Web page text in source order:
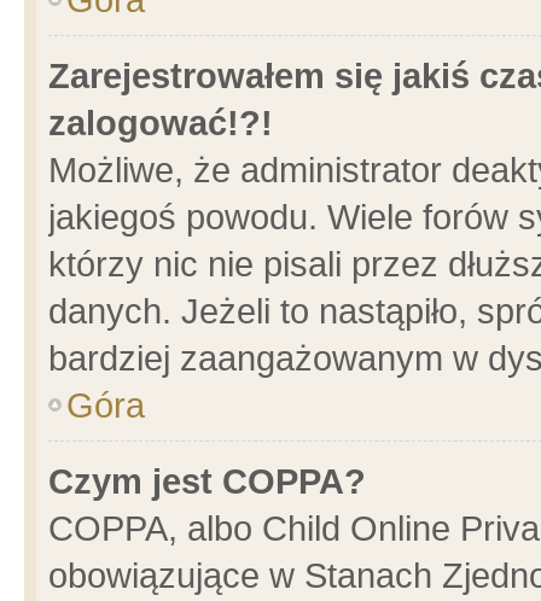
Zarejestrowałem się jakiś
zalogować!?!
Możliwe, że administrator
jakiegoś powodu. Wiele forów
którzy nic nie pisali przez
danych. Jeżeli to nastąpiło,
bardziej zaangażowanym w
Góra
Czym jest COPPA?
COPPA, albo Child Online
obowiązujące w Stanach